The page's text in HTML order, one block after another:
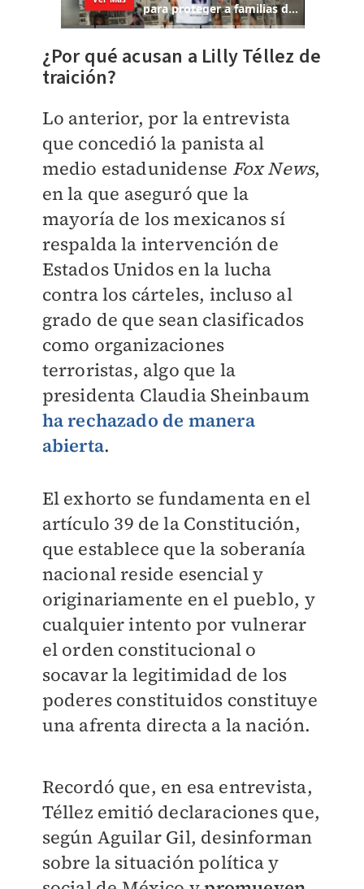
¿Por qué acusan a Lilly Téllez de
traición?
Lo anterior, por la entrevista
que concedió la panista al
medio estadunidense Fox News,
en la que aseguró que la
mayoría de los mexicanos sí
respalda la intervención de
Estados Unidos en la lucha
contra los cárteles, incluso al
grado de que sean clasificados
como organizaciones
terroristas, algo que la
presidenta Claudia Sheinbaum
ha rechazado de manera
abierta.
El exhorto se fundamenta en el
artículo 39 de la Constitución,
que establece que la soberanía
nacional reside esencial y
originariamente en el pueblo, y
cualquier intento por vulnerar
el orden constitucional o
socavar la legitimidad de los
poderes constituidos constituye
una afrenta directa a la nación.
Recordó que, en esa entrevista,
Téllez emitió declaraciones que,
según Aguilar Gil, desinforman
sobre la situación política y